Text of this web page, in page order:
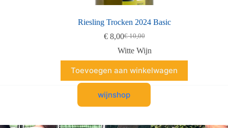
Riesling Trocken 2024 Basic
€10,00
Oorspronkelijke
prijs
was:
€ 10,00.
€8,00Huidige
prijs
is:
€ 8,00.
Witte Wijn
Toevoegen aan winkelwagen
wijnshop